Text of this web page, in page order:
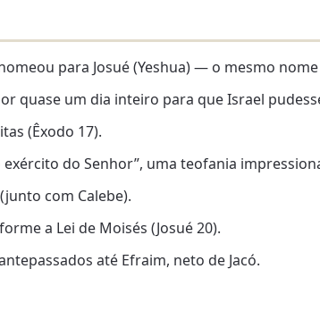
para Josué (Yeshua) — o mesmo
quase um dia inteiro para que Israel
(Êxodo 17).
exército do Senhor”, uma teofania
com Calebe).
a Lei de Moisés (Josué 20).
até Efraim, neto de Jacó.